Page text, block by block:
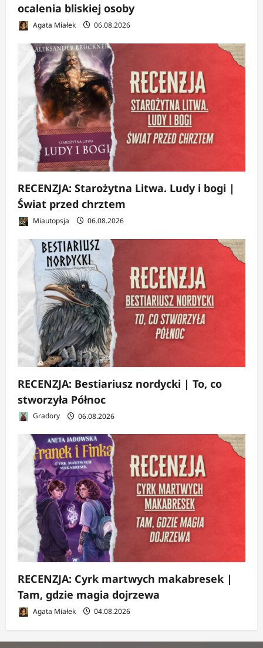
ocalenia bliskiej osoby
Agata Miałek 06.08.2026
RECENZJA: Starożytna Litwa. Ludy i bogi |
Świat przed chrztem
Miautopsja 06.08.2026
RECENZJA: Bestiariusz nordycki | To, co
stworzyła Północ
Gradory 06.08.2026
RECENZJA: Cyrk martwych makabresek |
Tam, gdzie magia dojrzewa
Agata Miałek 04.08.2026